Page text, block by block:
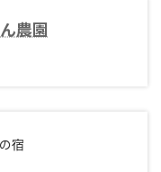
農園
宿